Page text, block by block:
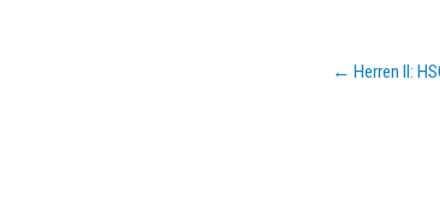
Post
navigation
← Herren II: